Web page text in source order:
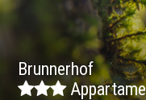
Brunnerhof